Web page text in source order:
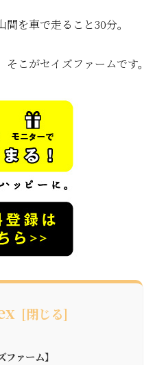
を車で走ること30分。
こがセイズファームです。
ァーム】